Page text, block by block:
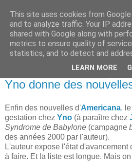
Yno donne des
Enfin des nouvelles d'Americana,
gestation chez Yno (à paraître chez
Syndrome de Babylone (campagne
des années 2000 par l'auteur).
L'auteur expose l'état d'avancement
à faire. Et la liste est longue. Mais
This site uses cookies from
and to analyze traffic. Your IP
shared with Google along with
metrics to ensure quality of
statistics, and to detect and
LEARN MORE